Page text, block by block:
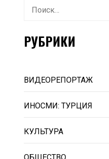
Найти:
РУБРИКИ
ВИДЕОРЕПОРТАЖ
ИНОСМИ: ТУРЦИЯ
КУЛЬТУРА